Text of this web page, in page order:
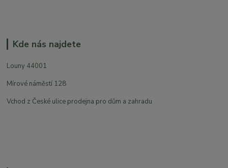
Kde nás najdete
Louny 44001
Mírové náměstí 128
Vchod z České ulice prodejna pro dům a zahradu